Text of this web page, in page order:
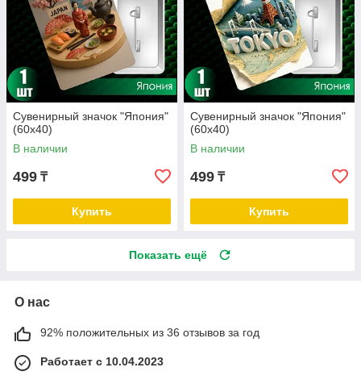
Сувенирный значок "Япония"
(60х40)
В наличии
499 ₸
Купить
Сувенирный значок "Япония"
(60х40)
В наличии
499 ₸
Купить
Показать ещё
О нас
92% положительных из 36 отзывов за год
Работает с 10.04.2023